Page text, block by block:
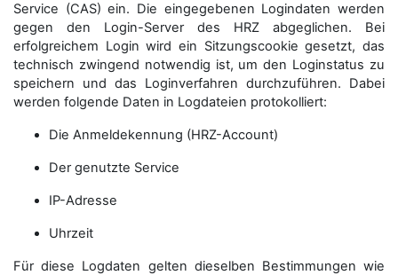
Service (CAS) ein. Die eingegebenen Logindaten werden
gegen den Login-Server des HRZ abgeglichen. Bei
erfolgreichem Login wird ein Sitzungscookie gesetzt, das
technisch zwingend notwendig ist, um den Loginstatus zu
speichern und das Loginverfahren durchzuführen. Dabei
werden folgende Daten in Logdateien protokolliert:
Die Anmeldekennung (HRZ-Account)
Der genutzte Service
IP-Adresse
Uhrzeit
Für diese Logdaten gelten dieselben Bestimmungen wie